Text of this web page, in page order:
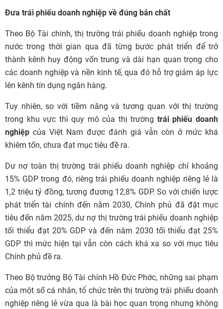
Đưa trái phiếu doanh nghiệp về đúng bản chất
Theo Bộ Tài chính, thị trường trái phiếu doanh nghiệp trong
nước trong thời gian qua đã từng bước phát triển để trở
thành kênh huy động vốn trung và dài hạn quan trọng cho
các doanh nghiệp và nền kinh tế, qua đó hỗ trợ giảm áp lực
lên kênh tín dụng ngân hàng.
Tuy nhiên, so với tiềm năng và tương quan với thị trường
trong khu vực thì quy mô của thị trường trái phiếu doanh
nghiệp của Việt Nam được đánh giá vẫn còn ở mức khá
khiêm tốn, chưa đạt mục tiêu đề ra.
Dư nợ toàn thị trường trái phiếu doanh nghiệp chỉ khoảng
15% GDP trong đó, riêng trái phiếu doanh nghiệp riêng lẻ là
1,2 triệu tỷ đồng, tương đương 12,8% GDP. So với chiến lược
phát triển tài chính đến năm 2030, Chính phủ đã đặt mục
tiêu đến năm 2025, dư nợ thị trường trái phiếu doanh nghiệp
tối thiểu đạt 20% GDP và đến năm 2030 tối thiểu đạt 25%
GDP thì mức hiện tại vẫn còn cách khá xa so với mục tiêu
Chính phủ đề ra.
Theo Bộ trưởng Bộ Tài chính Hồ Đức Phớc, những sai phạm
của một số cá nhân, tổ chức trên thị trường trái phiếu doanh
nghiệp riêng lẻ vừa qua là bài học quan trọng nhưng không